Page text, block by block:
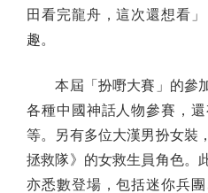
田看完龍舟，這次還想看
趣。
本屆「扮嘢大賽」的參加
各種中國神話人物參賽，
等。另有多位大漢男扮女裝
拯救隊》的女救生員角色。
亦悉數登場，包括迷你兵